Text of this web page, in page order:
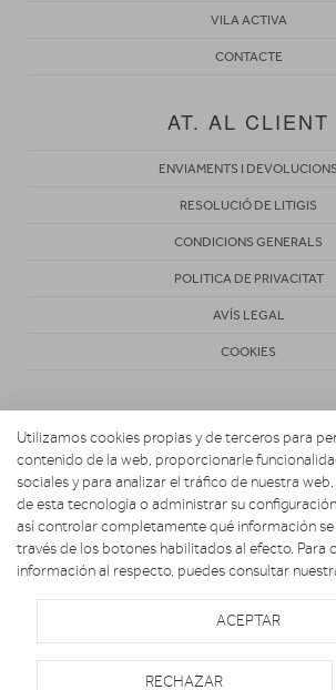
VILA ACTIVA
CONTACTE
AT. AL CLIENT
ENVIAMENTS I DEVOLUCIONS
RESOLUCIÓ DE LITIGIS
CONDICIONS GENERALS
POLITICA DE PRIVACITAT
AVÍS LEGAL
COOKIES
Copyright 2026. Vila
Utilizamos cookies propias y de terceros para
contenido de la web, proporcionarle
sociales y para analizar el tráfico de nuestra
de esta tecnología o administrar su
así controlar completamente qué información
través de los botones habilitados al efecto. Para
información al respecto, puedes consultar
ACEPTAR
RECHAZAR